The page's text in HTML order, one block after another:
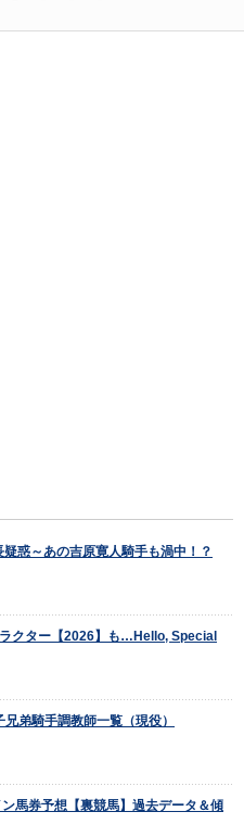
惑～あの吉原寛人騎手も渦中！？
クター【2026】も…Hello, Special
弟騎手調教師一覧（現役）
馬券予想【裏競馬】過去データ＆傾